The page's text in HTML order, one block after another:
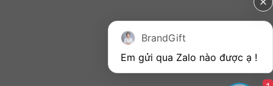
BrandGift